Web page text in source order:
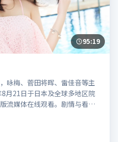
95:19
咏梅、菅田将晖、雷佳音等主
月21日于日本及全球多地区院
流媒体在线观看。剧情与看
，张力十足，兼具社会观察与
港信号」「管虎」「犯罪」
21上映」等关键词的影迷阅读